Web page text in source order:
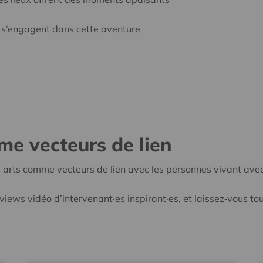
dans cette aventure
vecteurs de lien
comme vecteurs de lien avec les personnes vivant
vidéo d’intervenant·es inspirant·es, et laissez‑vous